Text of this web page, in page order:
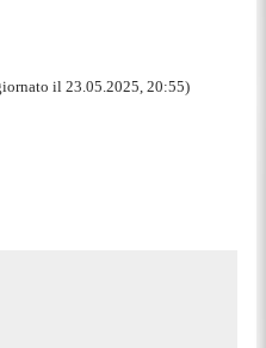
il 23.05.2025, 20:55)